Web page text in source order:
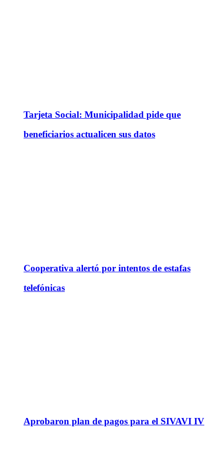
Tarjeta Social: Municipalidad pide que
beneficiarios actualicen sus datos
Cooperativa alertó por intentos de estafas
telefónicas
Aprobaron plan de pagos para el SIVAVI IV